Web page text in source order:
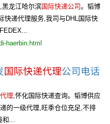
,黑龙江哈尔滨国际快递公司。韬博
快递代理服务,我司与DHL国际快
haerbin.html
国际快递代理公司电话
理,怀化国际快递查询。韬博供应
的一级代理,旺季仓位充足,不排
和...